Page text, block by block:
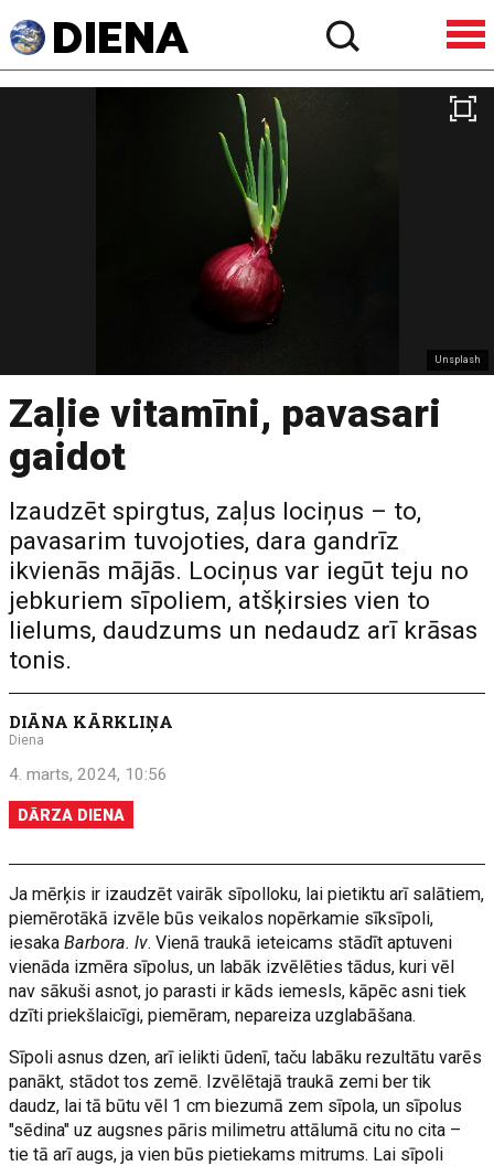
Unsplash
Zaļie vitamīni, pavasari
gaidot
Izaudzēt spirgtus, zaļus lociņus – to,
pavasarim tuvojoties, dara gandrīz
ikvienās mājās. Lociņus var iegūt teju no
jebkuriem sīpoliem, atšķirsies vien to
lielums, daudzums un nedaudz arī krāsas
tonis.
DIĀNA KĀRKLIŅA
Diena
4. marts, 2024, 10:56
DĀRZA DIENA
Ja mērķis ir izaudzēt vairāk sīpolloku, lai pietiktu arī salātiem,
piemērotākā izvēle būs veikalos nopērkamie sīksīpoli,
iesakaBarbora. lv. Vienā traukā ieteicams stādīt aptuveni
vienāda izmēra sīpolus, un labāk izvēlēties tādus, kuri vēl
nav sākuši asnot, jo parasti ir kāds iemesls, kāpēc asni tiek
dzīti priekšlaicīgi, piemēram, nepareiza uzglabāšana.
Sīpoli asnus dzen, arī ielikti ūdenī, taču labāku rezultātu varēs
panākt, stādot tos zemē. Izvēlētajā traukā zemi ber tik
daudz, lai tā būtu vēl 1 cm biezumā zem sīpola, un sīpolus
"sēdina" uz augsnes pāris milimetru attālumā citu no cita –
tie tā arī augs, ja vien būs pietiekams mitrums. Lai sīpoli